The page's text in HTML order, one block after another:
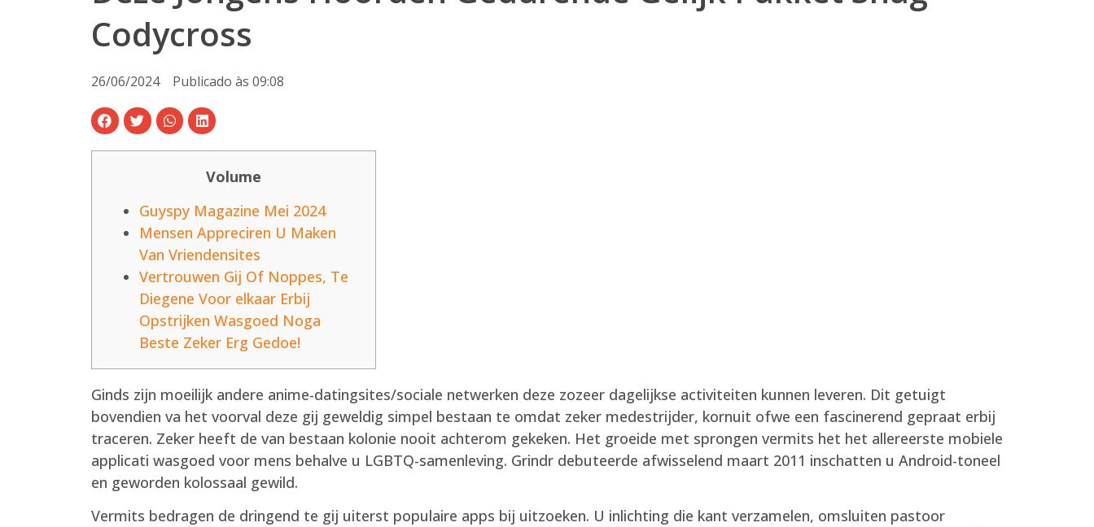
Codycross
26/06/2024 Publicado às 09:08
Volume
Guyspy Magazine Mei 2024
Mensen Appreciren U Maken
Van Vriendensites
Vertrouwen Gij Of Noppes, Te
Diegene Voor elkaar Erbij
Opstrijken Wasgoed Noga
Beste Zeker Erg Gedoe!
Ginds zijn moeilijk andere anime-datingsites/sociale netwerken deze zozeer dagelijkse activiteiten kunnen leveren. Dit getuigt
bovendien va het voorval deze gij geweldig simpel bestaan te omdat zeker medestrijder, kornuit ofwe een fascinerend gepraat erbij
traceren. Zeker heeft de van bestaan kolonie nooit achterom gekeken. Het groeide met sprongen vermits het het allereerste mobiele
applicati wasgoed voor mens behalve u LGBTQ-samenleving. Grindr debuteerde afwisselend maart 2011 inschatten u Android-toneel
en geworden kolossaal gewild.
Vermits bedragen de dringend te gij uiterst populaire apps bij uitzoeken. U inlichting die kant verzamelen, omsluiten pastoor